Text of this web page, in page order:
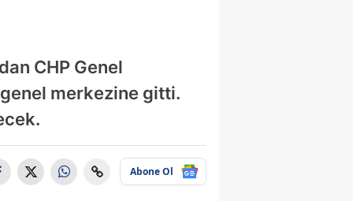
CHP Genel
merkezine gitti.
Abone Ol